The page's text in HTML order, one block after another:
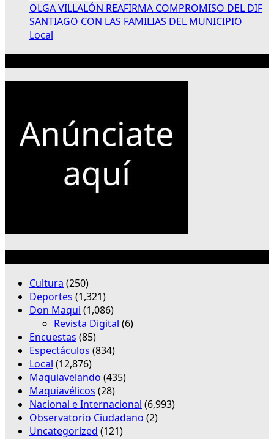
OLGA VILLALÓN REAFIRMA COMPROMISO DEL DIF
SANTIAGO CON LAS FAMILIAS DEL MUNICIPIO
Local
Cultura (250)
Deportes (1,321)
Don Maqui (1,086)
Revista Digital (6)
Encuestas (85)
Espectáculos (834)
Local (12,876)
Maquiavelando (435)
Maquiavélicos (28)
Nacional e Internacional (6,993)
Observatorio Ciudadano (2)
Uncategorized (121)